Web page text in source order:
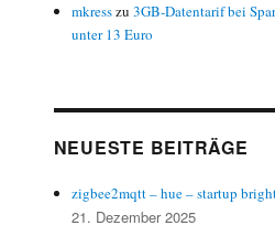
mkresszu 3GB-Datentarif bei
unter 13 Euro
NEUESTE BEITRÄGE
zigbee2mqtt – hue – startup
21. Dezember 2025